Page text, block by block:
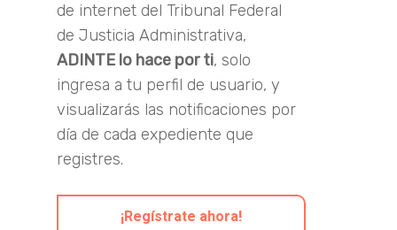
de internet del Tribunal Federal
de Justicia Administrativa,
ADINTE lo hace por ti, solo
ingresa a tu perfil de usuario, y
visualizarás las notificaciones por
día de cada expediente que
registres.
¡Regístrate ahora!